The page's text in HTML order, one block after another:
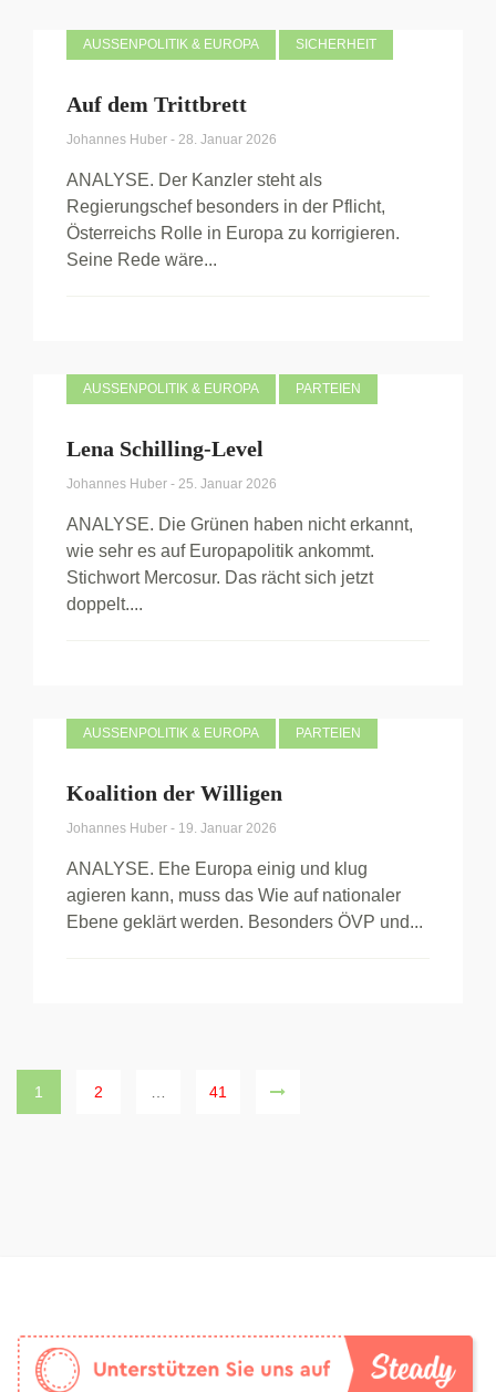
AUSSENPOLITIK & EUROPA SICHERHEIT
Auf dem Trittbrett
Johannes Huber - 28. Januar 2026
ANALYSE. Der Kanzler steht als
Regierungschef besonders in der Pflicht,
Österreichs Rolle in Europa zu korrigieren.
Seine Rede wäre...
AUSSENPOLITIK & EUROPA PARTEIEN
Lena Schilling-Level
Johannes Huber - 25. Januar 2026
ANALYSE. Die Grünen haben nicht erkannt,
wie sehr es auf Europapolitik ankommt.
Stichwort Mercosur. Das rächt sich jetzt
doppelt....
AUSSENPOLITIK & EUROPA PARTEIEN
Koalition der Willigen
Johannes Huber - 19. Januar 2026
ANALYSE. Ehe Europa einig und klug
agieren kann, muss das Wie auf nationaler
Ebene geklärt werden. Besonders ÖVP und...
1 2 41